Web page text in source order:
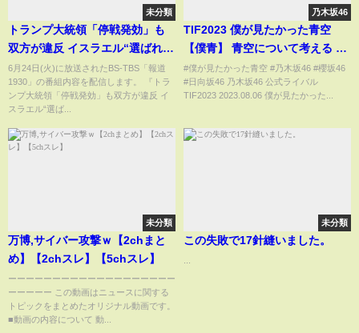
未分類
トランプ大統領「停戦発効」も
双方が違反 イスラエル“選ばれし
民”突き動かす思想【6月24日(火)
#報道1930】
6月24日(火)に放送されたBS-TBS「報道
1930」の番組内容を配信します。 『トラ
ンプ大統領「停戦発効」も双方が違反 イ
スラエル“選ば...
乃木坂46
TIF2023 僕が見たかった青空
【僕青】 青空について考える 長
濱ねる 原田葵
#僕が見たかった青空 #乃木坂46 #櫻坂46
#日向坂46 乃木坂46 公式ライバル
TIF2023 2023.08.06 僕が見たかった...
未分類
万博,サイバー攻撃ｗ【2chまと
め】【2chスレ】【5chスレ】
ーーーーーーーーーーーーーーーーーーー
ーーーーー この動画はニュースに関する
トピックをまとめたオリジナル動画です。
■動画の内容について 動...
未分類
この失敗で17針縫いました。